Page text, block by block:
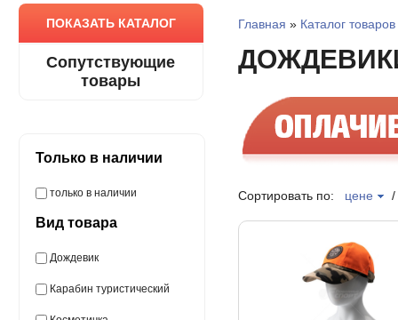
ПОКАЗАТЬ КАТАЛОГ
Сопутствующие
товары
Только в наличии
только в наличии
Вид товара
Дождевик
Карабин туристический
Главная » Каталог товаров
Сортировать по: цене